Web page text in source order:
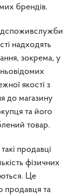
брендів.
надходять
зокрема, у
якості з
до магазину
та його
товар.
продавці
фізичних
Це
продавця та